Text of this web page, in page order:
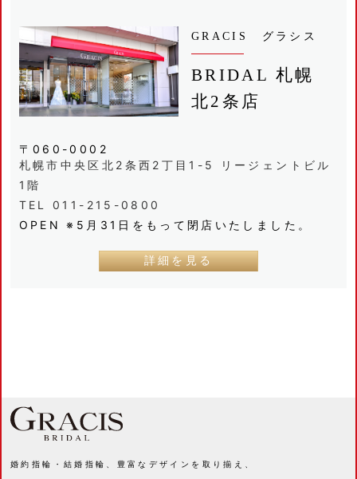
GRACIS グラシス
BRIDAL 札幌
北2条店
〒060-0002
札幌市中央区北2条西2丁目1-5 リージェントビル
1階
TEL 011-215-0800
OPEN ※5月31日をもって閉店いたしました。
詳細を見る
婚約指輪・結婚指輪、豊富なデザインを取り揃え、